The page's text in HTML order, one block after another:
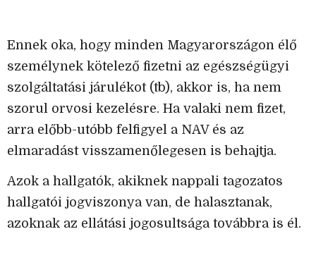
Ennek oka, hogy minden Magyarországon élő
személynek kötelező fizetni az egészségügyi
szolgáltatási járulékot (tb), akkor is, ha nem
szorul orvosi kezelésre. Ha valaki nem fizet,
arra előbb-utóbb felfigyel a NAV és az
elmaradást visszamenőlegesen is behajtja.
Azok a hallgatók, akiknek nappali tagozatos
hallgatói jogviszonya van, de halasztanak,
azoknak az ellátási jogosultsága továbbra is él.